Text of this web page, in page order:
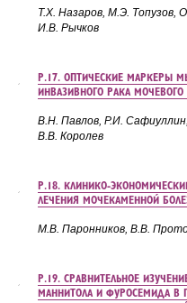
Т.Х. Назаров, М.Э. Топузов,
И.В. Рычков
Р.17. ОПТИЧЕСКИЕ МАРКЕРЫ
ИНВАЗИВНОГО РАКА МОЧЕВОГО
В.Н. Павлов, Р.И.
В.В. Королев
Р.18. КЛИНИКО-
ЛЕЧЕНИЯ МОЧЕКАМЕННОЙ
М.В. Паронников, В.В.
Р.19. СРАВНИТЕЛЬНОЕ
МАННИТОЛА И ФУРОСЕМИДА В